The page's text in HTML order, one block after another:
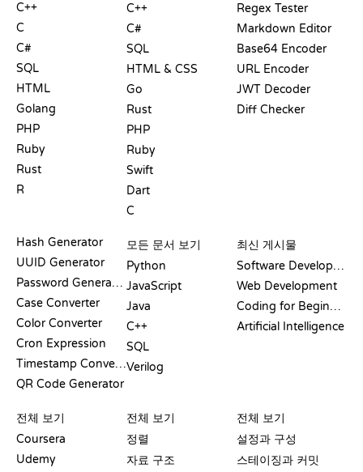
C++
C
C#
SQL
HTML
Golang
PHP
Ruby
Rust
R
C++
C#
SQL
HTML & CSS
Go
Rust
PHP
Ruby
Swift
Dart
C
Regex Tester
Markdown Editor
Base64 Encoder
URL Encoder
JWT Decoder
Diff Checker
Hash Generator
UUID Generator
Password Generator
Case Converter
Color Converter
Cron Expression
Timestamp Converter
QR Code Generator
모든 문서 보기
Python
JavaScript
Java
C++
SQL
Verilog
최신 게시물
Software Development
Web Development
Coding for Beginners
Artificial Intelligence
전체 보기
Coursera
Udemy
전체 보기
정렬
자료 구조
전체 보기
설정과 구성
스테이징과 커밋